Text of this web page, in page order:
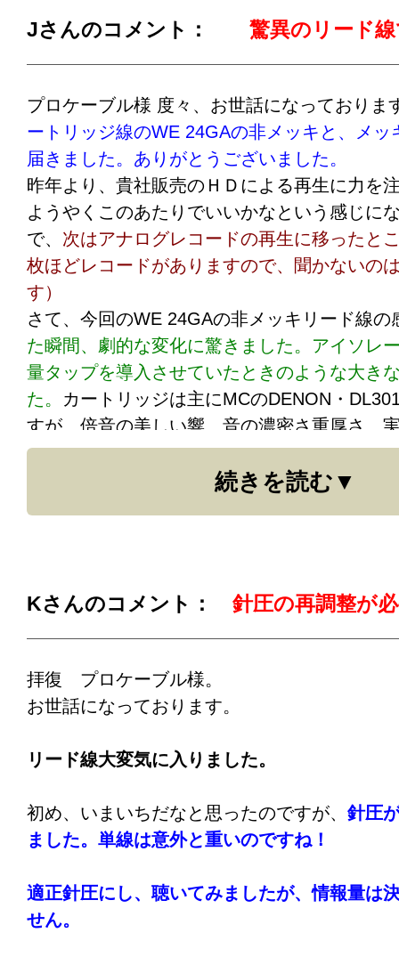
から音が離れて空中に浮いているという感覚
いう点では、特に言うこともありません。普
オリンはヴァイオリンの、ホルンはホルンの
トの音に聞こえます。つまり、これまではこ
なかったということですね。いったい、何を
うね。 低音がどうの、高音がどうのなどとい
バカしいと感じました。オーディオは音楽を
器そのものの音が出ないと音楽にならないで
の低音ばかりの音なんて聞き苦しいだけなの
低音というレビューが目立ちます。WEのシ
と、どの帯域も普通に出るようになりました
まなかなメーカーには作り出すことができな
ね。とにかく、このWEのシェルリード線に
ます。それがたったの３０００円足らずとは
の新譜一枚分で手に入る普通の音。良い買い
ステレオといいましょうか……）には、スピ
４７０を使っているのですが、焦点合わせを
現象が起こりました。尚、焦点合わせには自
ドにそれぞれアッティネーターが付いていま
ツイーターのレベルが上がっていき、ぴった
AX＝デフォルトの位置になっていました。ま
てしまいました。
しました。カーオーディオ用のお下がりスピ
れた、人には見せられない粗雑なスピーカー
で鳴ってくれます。ノイマンはこのシステム
ンプの演奏を聴くための購入でしたが、こち
Jさんのコメント： 驚異のリード
プロケーブル様 度々、お世話になっておりま
ートリッジ線のWE 24GAの非メッキと、メッ
届きました。ありがとうございました。
昨年より、貴社販売のＨＤによる再生に力を
ようやくこのあたりでいいかなという感じに
で、 次はアナログレコードの再生に移ったと
枚ほどレコードがありますので、聞かないの
す）
さて、今回のWE 24GAの非メッキリード線の
た瞬間、劇的な変化に驚きました。アイソレ
量タップを導入させていたときのような大き
た。 カートリッジは主にMCのDENON・
すが、倍音の美しい響、音の濃密さ重厚さ、
ややかさが増しました。それでいてスクラッ
にならなくなったのが不思議です。後ほど、
続きを読む
Kさんのコメント： 針圧の再調整が
拝復 プロケーブル様。
お世話になっております。
リード線大変気に入りました。
初め、いまいちだなと思ったのですが、 針圧
ま した。 単線は意外と重いのですね！
適正針圧にし、 聴いてみましたが、情報量は
せん。